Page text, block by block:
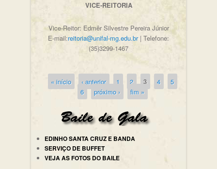
VICE-REITORIA
Vice-Reitor: Edmêr Silvestre Pereira Júnior
E-mail:reitoria@unifal-mg.edu.br| Telefone:
(35)3299-1467
Páginas
« início ‹ anterior 1 2 3 4
5
6
próximo › fim »
EDINHO SANTA CRUZ E BANDA
SERVIÇO DE BUFFET
VEJA AS FOTOS DO BAILE